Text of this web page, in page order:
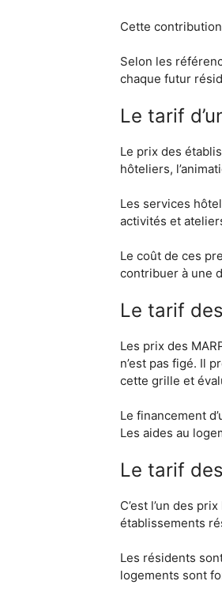
Cette
Selon les
chaque futur
Le tarif
Le prix des
hôteliers,
Les services
activités et
Le coût de ces
contribuer à une
Le tarif
Les prix des
n’est pas figé. Il
cette grille et
Le financement
Les aides au
Le tarif
C’est l’un des
établissements
Les résidents
logements sont